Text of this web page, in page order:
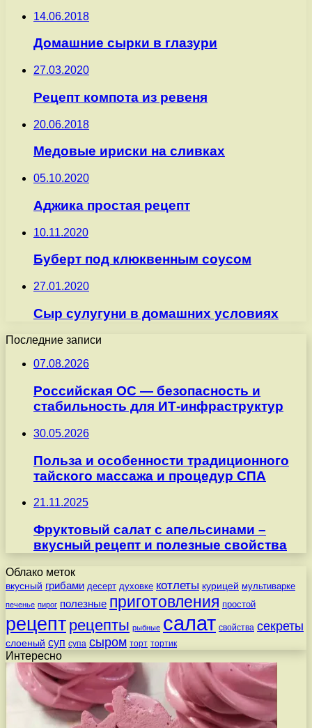
14.06.2018
Домашние сырки в глазури
27.03.2020
Рецепт компота из ревеня
20.06.2018
Медовые ириски на сливках
05.10.2020
Аджика простая рецепт
10.11.2020
Буберт под клюквенным соусом
27.01.2020
Сыр сулугуни в домашних условиях
Последние записи
07.08.2026
Российская ОС — безопасность и
стабильность для ИТ-инфраструктур
30.05.2026
Польза и особенности традиционного
тайского массажа и процедур СПА
21.11.2025
Фруктовый салат с апельсинами –
вкусный рецепт и полезные свойства
Облако меток
вкусный грибами десерт духовке котлеты курицей мультиварке
печенье пирог полезные приготовления простой
рецепт рецепты рыбные салат свойства секреты
слоеный суп супа сыром торт тортик
Интересно